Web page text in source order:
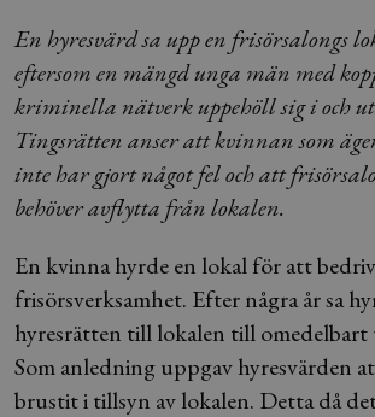
En hyresvärd sa upp en frisörsalongs
eftersom en mängd unga män med
kriminella nätverk uppehöll sig i och
Tingsrätten anser att kvinnan som
inte har gjort något fel och att
behöver avflytta från lokalen.
En kvinna hyrde en lokal för att
frisörsverksamhet. Efter några år sa
hyresrätten till lokalen till
Som anledning uppgav hyresvärden
brustit i tillsyn av lokalen. Detta då